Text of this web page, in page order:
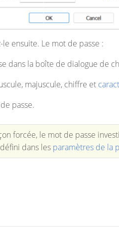
ensuite. Le mot de passe :
dans la boîte de dialogue de
majuscule, chiffre et
passe.
forcée, le mot de passe
dans les paramètres de la